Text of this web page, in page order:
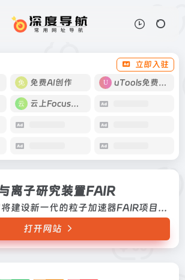
立即入驻
免费AI创作 uTools免费工具箱
云上Focus接码
离子研究装置FAIR
FAIR项目将建设新一代的粒子加速器FAIR项目将建设新一代的粒子加速器
打开网站
反质子与离子研究装置FAIR
新一代的粒子加